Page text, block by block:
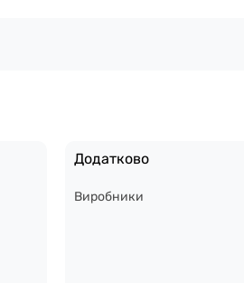
Додатково
Виробники